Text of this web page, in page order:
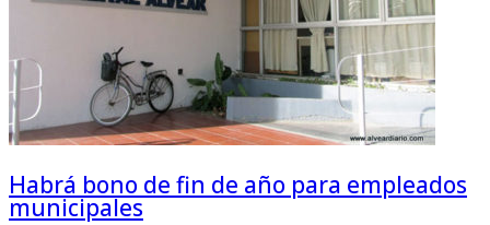
Habrá bono de fin de año para empleados
municipales